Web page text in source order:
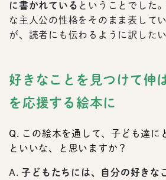
に書かれている ということでした
な主人公の性格をそのまま表して
が、読者にも伝わるように訳した
好きなことを見つけて伸
を応援する絵本に
Q. この絵本を通して、子ども達に
といいな、と思いますか？
A.
子どもたちには、自分の好きな